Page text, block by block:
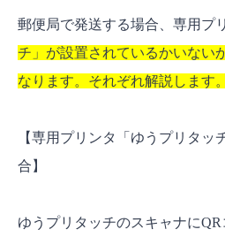
郵便局で発送する場合、専用プ
チ」が設置されているかいない
なります。それぞれ解説します。
【専用プリンタ「ゆうプリタッ
合】
ゆうプリタッチのスキャナに